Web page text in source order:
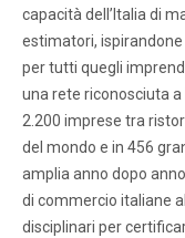
capacità dell’Italia di
estimatori,
per tutti quegli
una rete riconosciuta
2.200 imprese tra
del mondo e in 456
amplia anno dopo
di commercio italiane
disciplinari per